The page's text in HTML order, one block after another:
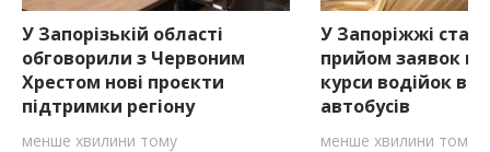
У Запорізькій області
обговорили з Червоним
Хрестом нові проєкти
підтримки регіону
менше хвилини тому
У Запоріжжі
прийом заявок на
курси водійок
автобусів
менше хвилини тому